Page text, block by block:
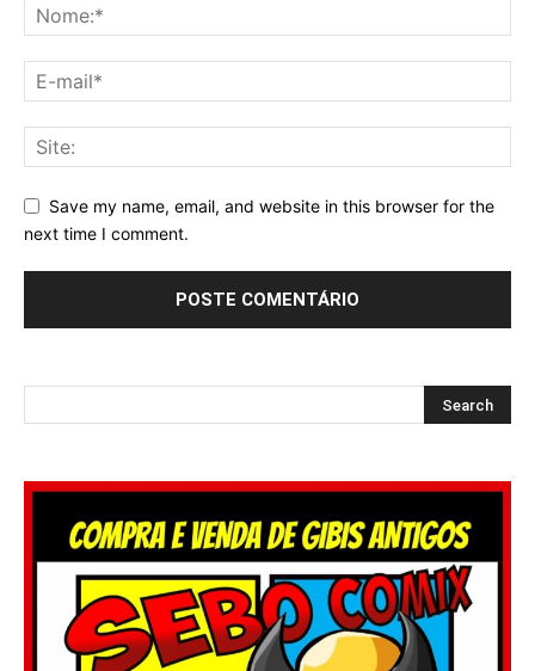
Save my name, email, and website in this browser for the
next time I comment.